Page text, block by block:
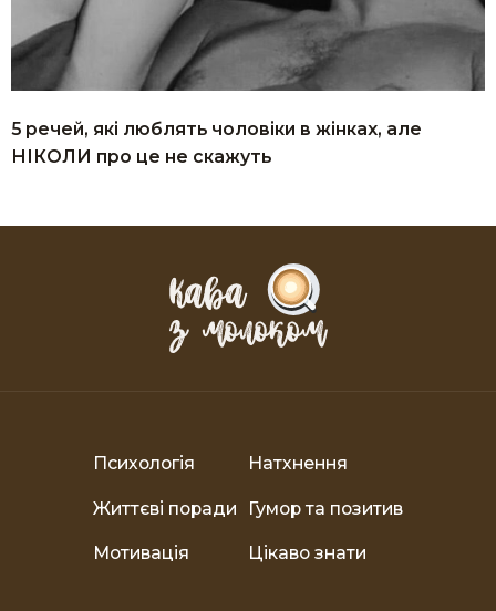
5 речей, які люблять чоловіки в жінках, але
НІКОЛИ про це не скажуть
Психологія Натхнення
Життєві поради Гумор та позитив
Мотивація Цікаво знати